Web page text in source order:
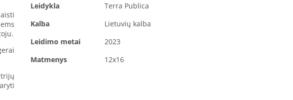
Leidykla
Terra Publica
Kalba
Lietuvių kalba
Leidimo metai
2023
Matmenys
12x16